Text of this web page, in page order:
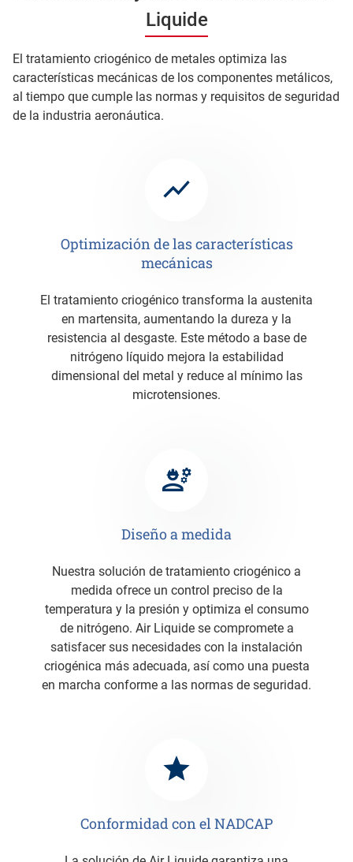
Liquide
El tratamiento criogénico de metales optimiza las
características mecánicas de los componentes metálicos,
al tiempo que cumple las normas y requisitos de seguridad
de la industria aeronáutica.
Optimización de las características
mecánicas
El tratamiento criogénico transforma la austenita
en martensita, aumentando la dureza y la
resistencia al desgaste. Este método a base de
nitrógeno líquido mejora la estabilidad
dimensional del metal y reduce al mínimo las
microtensiones.
Diseño a medida
Nuestra solución de tratamiento criogénico a
medida ofrece un control preciso de la
temperatura y la presión y optimiza el consumo
de nitrógeno. Air Liquide se compromete a
satisfacer sus necesidades con la instalación
criogénica más adecuada, así como una puesta
en marcha conforme a las normas de seguridad.
Conformidad con el NADCAP